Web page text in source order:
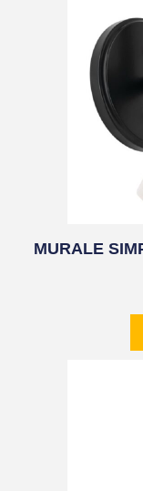
MURALE